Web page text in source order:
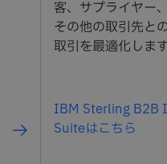
客、サプライヤー
その他の取引先と
取引を最適化しま
IBM Sterling B2B
Suiteはこちら